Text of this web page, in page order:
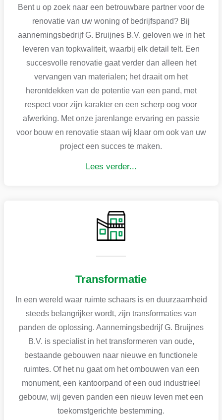
Bent u op zoek naar een betrouwbare partner voor de
renovatie van uw woning of bedrijfspand? Bij
aannemingsbedrijf G. Bruijnes B.V. geloven we in het
leveren van topkwaliteit, waarbij elk detail telt. Een
succesvolle renovatie gaat verder dan alleen het
vervangen van materialen; het draait om het
herontdekken van de potentie van een pand, met
respect voor zijn karakter en een scherp oog voor
afwerking. Met onze jarenlange ervaring en passie
voor bouw en renovatie staan wij klaar om ook van uw
project een succes te maken.
Lees verder...
Transformatie
In een wereld waar ruimte schaars is en duurzaamheid
steeds belangrijker wordt, zijn transformaties van
panden de oplossing. Aannemingsbedrijf G. Bruijnes
B.V. is specialist in het transformeren van oude,
bestaande gebouwen naar nieuwe en functionele
ruimtes. Of het nu gaat om het ombouwen van een
monument, een kantoorpand of een oud industrieel
gebouw, wij geven panden een nieuw leven met een
toekomstgerichte bestemming.